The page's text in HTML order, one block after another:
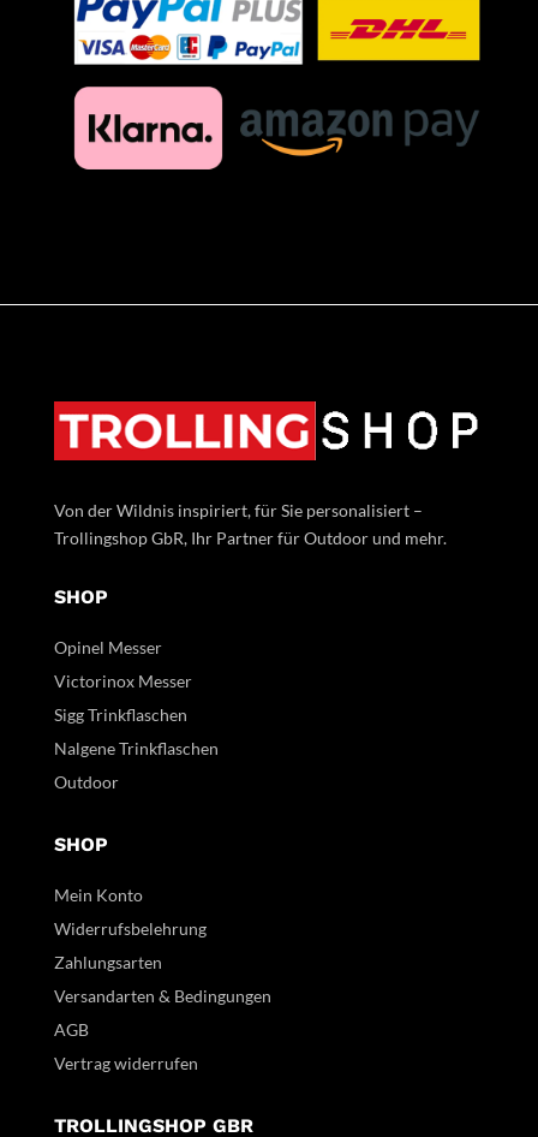
Von der Wildnis inspiriert, für Sie personalisiert –
Trollingshop GbR, Ihr Partner für Outdoor und mehr.
SHOP
Opinel Messer
Victorinox Messer
Sigg Trinkflaschen
Nalgene Trinkflaschen
Outdoor
SHOP
Mein Konto
Widerrufsbelehrung
Zahlungsarten
Versandarten & Bedingungen
AGB
Vertrag widerrufen
TROLLINGSHOP GBR